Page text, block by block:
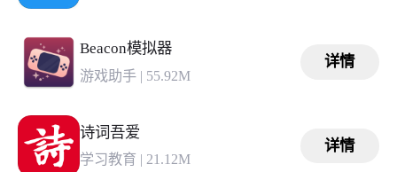
Beacon模拟器
游戏助手| 55.92M
详情
诗词吾爱
学习教育 | 21.12M
详情